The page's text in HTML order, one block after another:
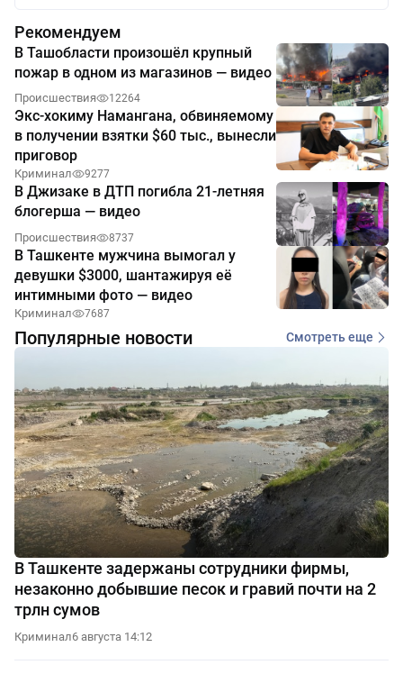
Рекомендуем
В Ташобласти произошёл крупный
пожар в одном из магазинов — видео
Происшествия 12264
Экс-хокиму Намангана, обвиняемому
в получении взятки $60 тыс., вынесли
приговор
Криминал 9277
В Джизаке в ДТП погибла 21-летняя
блогерша — видео
Происшествия 8737
В Ташкенте мужчина вымогал у
девушки $3000, шантажируя её
интимными фото — видео
Криминал 7687
Популярные новости Смотреть еще
В Ташкенте задержаны сотрудники фирмы,
незаконно добывшие песок и гравий почти на 2
трлн сумов
Криминал6 августа 14:12